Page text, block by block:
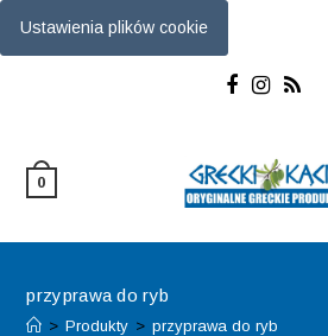
Ustawienia plików cookie
0
przyprawa do ryb
> Produkty > przyprawa do ryb